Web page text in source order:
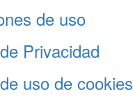
de uso
Privacidad
uso de cookies